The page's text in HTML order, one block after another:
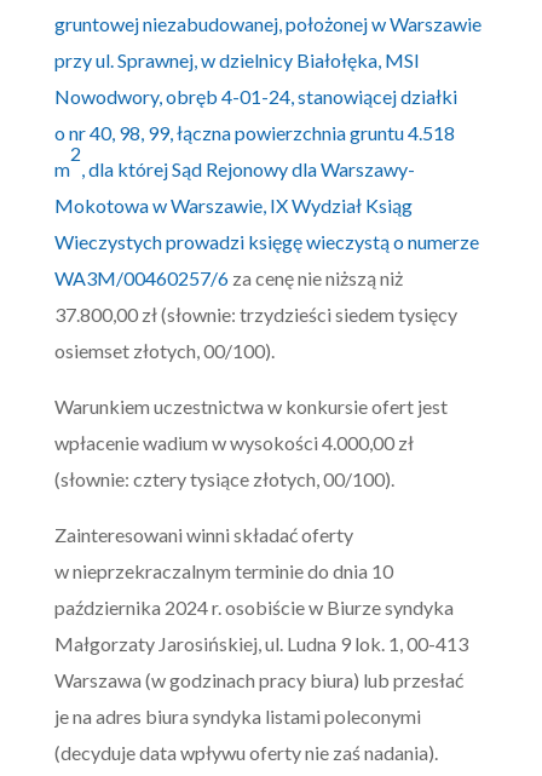
gruntowej niezabudowanej, położonej w Warszawie
przy ul. Sprawnej, w dzielnicy Białołęka, MSI
Nowodwory, obręb 4-01-24, stanowiącej działki
o nr 40, 98, 99, łączna powierzchnia gruntu 4.518
m
2
, dla której Sąd Rejonowy dla Warszawy-
Mokotowa w Warszawie, IX Wydział Ksiąg
Wieczystych prowadzi księgę wieczystą o numerze
WA3M/00460257/6za cenę nie niższą niż
37.800,00 zł (słownie: trzydzieści siedem tysięcy
osiemset złotych, 00/100).
Warunkiem uczestnictwa w konkursie ofert jest
wpłacenie wadium w wysokości 4.000,00 zł
(słownie: cztery tysiące złotych, 00/100).
Zainteresowani winni składać oferty
w nieprzekraczalnym terminie do dnia 10
października 2024 r. osobiście w Biurze syndyka
Małgorzaty Jarosińskiej, ul. Ludna 9 lok. 1, 00-413
Warszawa (w godzinach pracy biura) lub przesłać
je na adres biura syndyka listami poleconymi
(decyduje data wpływu oferty nie zaś nadania).